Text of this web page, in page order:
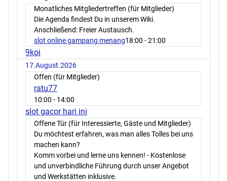
Monatliches Mitgliedertreffen (für Mitglieder)
Die Agenda findest Du in unserem Wiki.
Anschließend: Freier Austausch.
slot online gampang menang18:00 - 21:00
9koi
17.August.2026
Offen (für Mitglieder)
ratu77
10:00 - 14:00
slot gacor hari ini
Offene Tür (für Interessierte, Gäste und Mitglieder)
Du möchtest erfahren, was man alles Tolles bei uns
machen kann?
Komm vorbei und lerne uns kennen! - Kostenlose
und unverbindliche Führung durch unser Angebot
und Werkstätten inklusive.